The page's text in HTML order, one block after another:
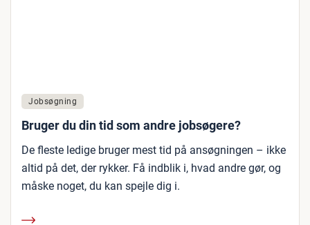
Jobsøgning
Bruger du din tid som andre jobsøgere?
De fleste ledige bruger mest tid på ansøgningen – ikke
altid på det, der rykker. Få indblik i, hvad andre gør, og
måske noget, du kan spejle dig i.